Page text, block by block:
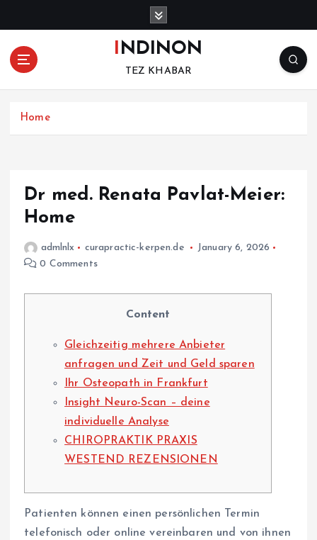
o
INDINON
TEZ KHABAR
Home
Dr med. Renata Pavlat-Meier:
Home
admlnlx curapractic-kerpen.de
January 6, 2026
0 Comments
Content
Gleichzeitig mehrere Anbieter
anfragen und Zeit und Geld sparen
Ihr Osteopath in Frankfurt
Insight Neuro-Scan – deine
individuelle Analyse
CHIROPRAKTIK PRAXIS
WESTEND REZENSIONEN
Patienten können einen persönlichen Termin
telefonisch oder online vereinbaren und von ihnen